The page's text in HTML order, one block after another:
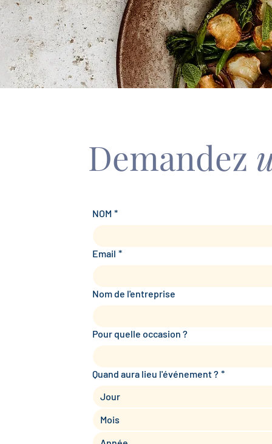
Demandez
NOM *
Email *
Nom de l'entreprise
Pour quelle occasion ?
Quand aura lieu l'événement ? *
Mois